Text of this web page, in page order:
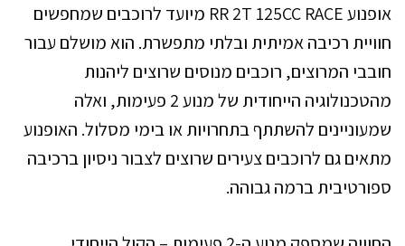
אופנוע RR 2T 125CC RACE מיועד לרוכבים שמחפשים
חוויית רכיבה אמיתית ובלתי מתפשרת. הוא מושלם עבור
חובבי המרוצים, רוכבים מנוסים שרוצים ליהנות
מהטכנולוגיה הייחודית של מנוע 2 פעימות, ואלה
שמעוניינים להשתתף בתחרויות או בימי מסלול. האופנוע
מתאים גם לרוכבים צעירים שרוצים לצבור ניסיון ברכיבה
ספורטיבית ברמה גבוהה.